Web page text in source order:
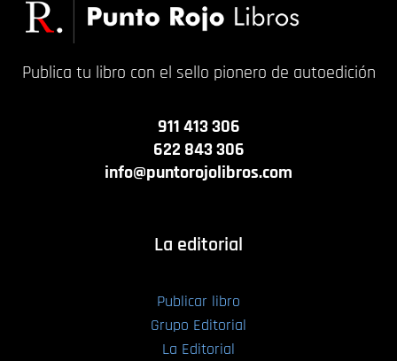
Publica tu libro con el sello pionero de autoedición
911 413 306
622 843 306
info@puntorojolibros.com
La editorial
Publicar libro
Grupo Editorial
La Editorial